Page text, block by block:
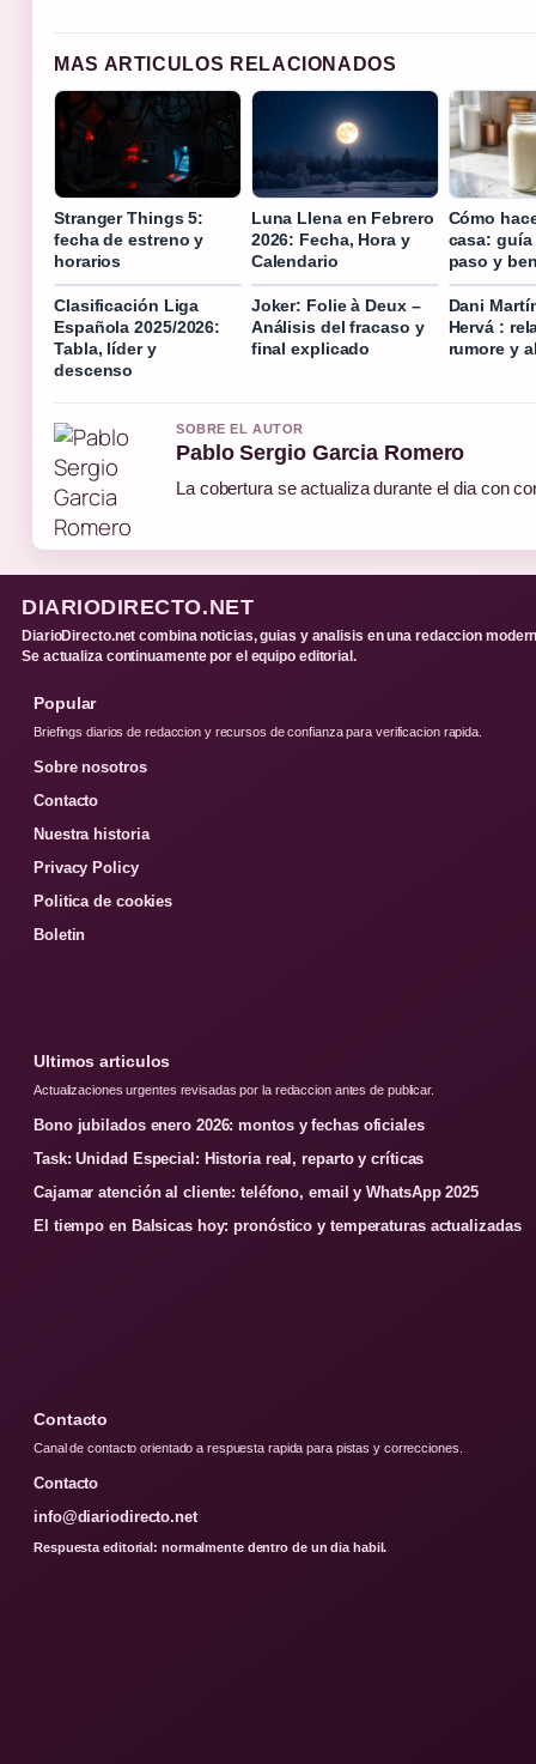
MAS ARTICULOS RELACIONADOS
Stranger Things 5:
fecha de estreno y
horarios
Luna Llena en Febrero
2026: Fecha, Hora y
Calendario
Cómo
casa: guía
paso y
Clasificación Liga
Española 2025/2026:
Tabla, líder y
descenso
Joker: Folie à Deux –
Análisis del fracaso y
final explicado
Dani
Hervá :
rumore y
SOBRE EL AUTOR
Pablo Sergio Garcia Romero
La cobertura se actualiza durante el dia con
DIARIODIRECTO.NET
DiarioDirecto.net combina noticias, guias y analisis en una redaccion
Se actualiza continuamente por el equipo editorial.
Popular
Briefings diarios de redaccion y recursos de confianza para verificacion rapida.
Sobre nosotros
Contacto
Nuestra historia
Privacy Policy
Politica de cookies
Boletin
Ultimos articulos
Actualizaciones urgentes revisadas por la redaccion antes de publicar.
Bono jubilados enero 2026: montos y fechas oficiales
Task: Unidad Especial: Historia real, reparto y críticas
Cajamar atención al cliente: teléfono, email y WhatsApp 2025
El tiempo en Balsicas hoy: pronóstico y temperaturas actualizadas
Contacto
Canal de contacto orientado a respuesta rapida para pistas y correcciones.
Contacto
info@diariodirecto.net
Respuesta editorial: normalmente dentro de un dia habil.